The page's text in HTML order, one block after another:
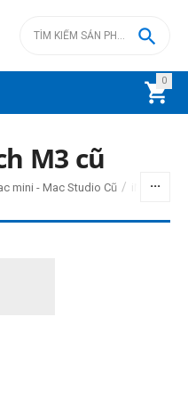
0


M3 cũ
mini - Mac Studio Cũ / iMac